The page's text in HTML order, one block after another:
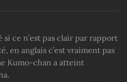
si ce n’est pas clair par rapport
en anglais c’est vraiment pas
Kumo-chan a atteint